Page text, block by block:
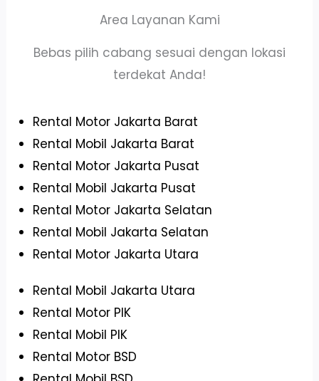
Area Layanan Kami
Bebas pilih cabang sesuai dengan lokasi
terdekat Anda!
Rental Motor Jakarta Barat
Rental Mobil Jakarta Barat
Rental Motor Jakarta Pusat
Rental Mobil Jakarta Pusat
Rental Motor Jakarta Selatan
Rental Mobil Jakarta Selatan
Rental Motor Jakarta Utara
Rental Mobil Jakarta Utara
Rental Motor PIK
Rental Mobil PIK
Rental Motor BSD